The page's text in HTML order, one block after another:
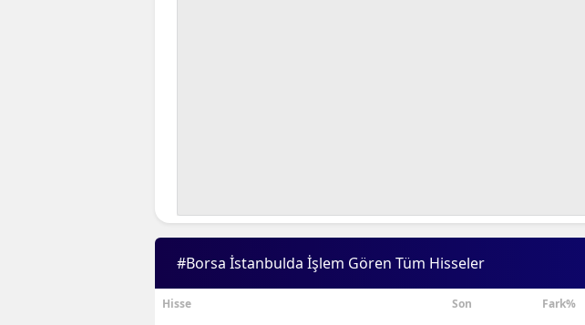
#Borsa İstanbulda İşlem Gören Tüm Hisseler
Hisse Son Fark%